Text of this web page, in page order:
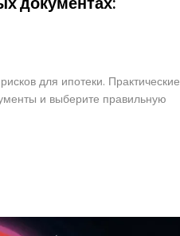
для ипотеки. Практические
и выберите правильную